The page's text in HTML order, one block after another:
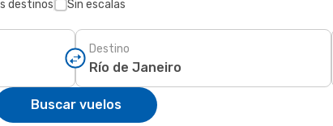
destinos Sin escalas
Destino
Buscar vuelos